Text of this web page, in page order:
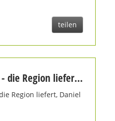
teilen
Restaurant Daniel - die Region liefert, Daniel kocht (2)